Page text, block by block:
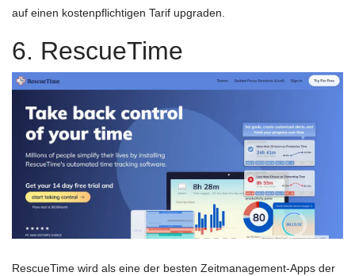
auf einen kostenpflichtigen Tarif upgraden.
6. RescueTime
RescueTime wird als eine der besten Zeitmanagement-Apps der